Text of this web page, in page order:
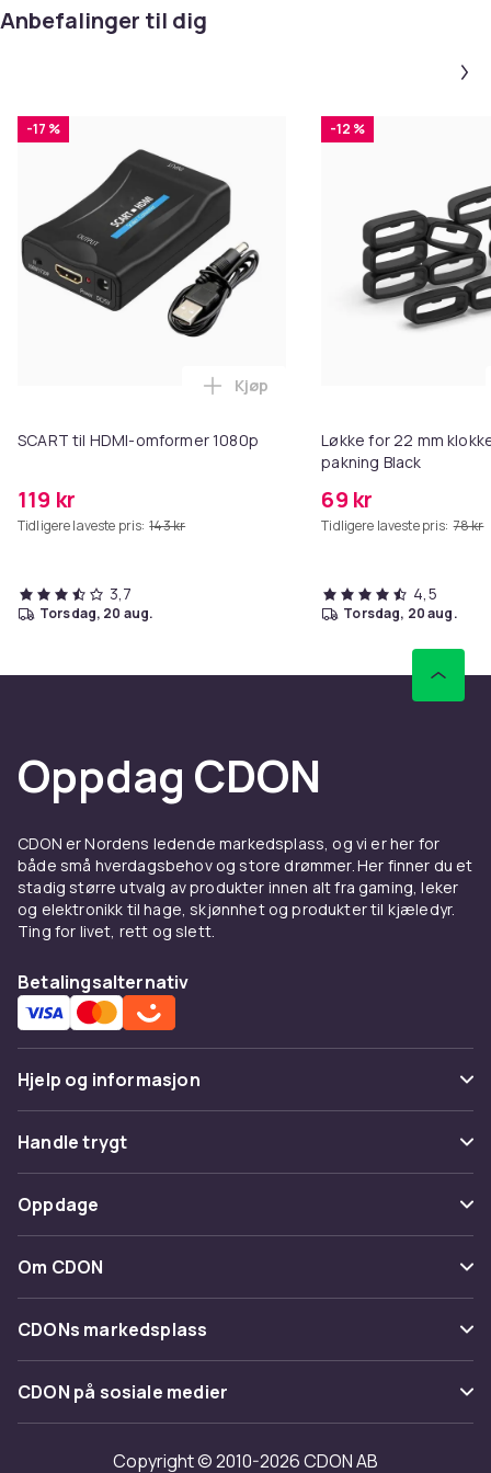
Anbefalinger til dig
-17 %
SCART til HDMI-omformer 1080p
119 kr
Tidligere laveste pris: 143 kr
Legg SCART til HDMI-omformer
Kjøp
3,7
torsdag, 20 aug.
-12 %
Løkke for 22 mm
pakning Black
69 kr
Tidligere laveste pris: 78 kr
4,5
torsdag, 20 aug.
Oppdag CDON
CDON er Nordens ledende markedsplass, og vi er her for
både små hverdagsbehov og store drømmer. Her finner du et
stadig større utvalg av produkter innen alt fra gaming, leker
og elektronikk til hage, skjønnhet og produkter til kjæledyr.
Ting for livet, rett og slett.
Betalingsalternativ
Hjelp og informasjon
Vanlige spørsmål
Spor pakke
Angre & returner her
Kontakt oss
Handle trygt
Betaling
Levering
Tilbakekallinger
Oppdage
Kategorier
Varemerker
Om CDON
Om oss
Kundeanmeldelser
Jobbe på CDON
Investor relations
CDONs markedsplass
Merchant Help Center
CDON på sosiale medier
Copyright © 2010-2026 CDON AB